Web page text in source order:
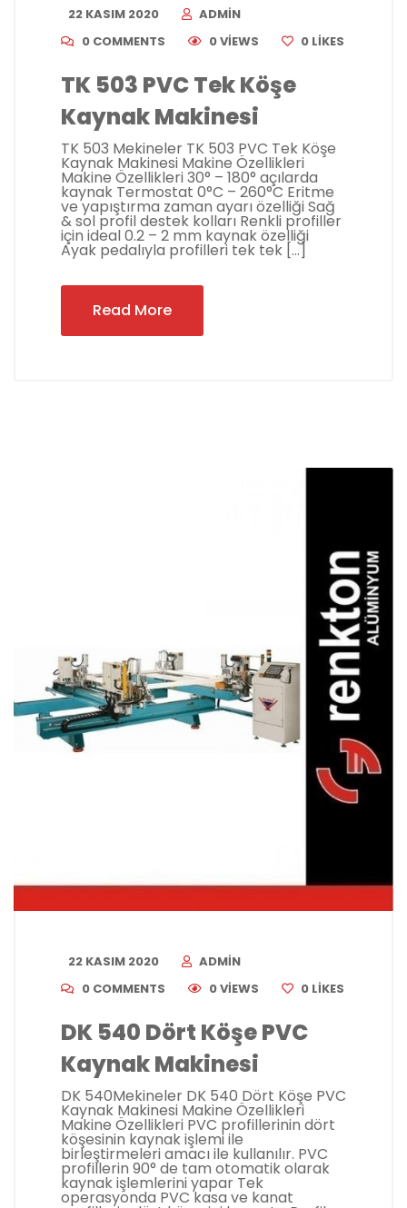
22 KASIM 2020
ADMIN
0 COMMENTS
0 VIEWS 0 LIKES
TK 503 PVC Tek Köşe
Kaynak Makinesi
TK 503 Mekineler TK 503 PVC Tek Köşe
Kaynak Makinesi Makine Özellikleri
Makine Özellikleri 30° – 180° açılarda
kaynak Termostat 0°C – 260°C Eritme
ve yapıştırma zaman ayarı özelliği Sağ
& sol profil destek kolları Renkli profiller
için ideal 0.2 – 2 mm kaynak özelliği
Ayak pedalıyla profilleri tek tek […]
Read More
22 KASIM 2020
ADMIN
0 COMMENTS
0 VIEWS 0 LIKES
DK 540 Dört Köşe PVC
Kaynak Makinesi
DK 540Mekineler DK 540 Dört Köşe PVC
Kaynak Makinesi Makine Özellikleri
Makine Özellikleri PVC profillerinin dört
köşesinin kaynak işlemi ile
birleştirmeleri amacı ile kullanılır. PVC
profillerin 90° de tam otomatik olarak
kaynak işlemlerini yapar Tek
operasyonda PVC kasa ve kanat